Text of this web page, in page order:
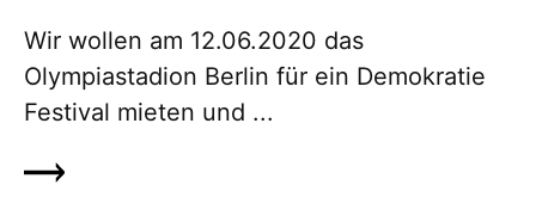
Wir wollen am 12.06.2020 das
Olympiastadion Berlin für ein De­mo­kratie
Festival mieten und ...